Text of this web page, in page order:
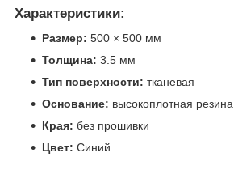
Характеристики:
Размер: 500 × 500 мм
Толщина: 3.5 мм
Тип поверхности: тканевая
Основание: высокоплотная резина
Края: без прошивки
Цвет: Синий